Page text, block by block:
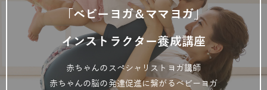
「ベビーヨガ＆ママヨガ」
インストラクター養成講座
赤ちゃんのスペシャリストヨガ講師
赤ちゃんの脳の発達促進に繋がるベビーヨガ